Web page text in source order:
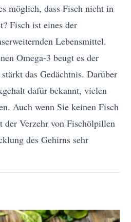
möglich, dass Fisch nicht in
Fisch ist eines der
Lebensmittel.
Omega-3 beugt es der
das Gedächtnis. Darüber
dafür bekannt, vielen
Auch wenn Sie keinen Fisch
der Verzehr von Fischölpillen
des Gehirns sehr